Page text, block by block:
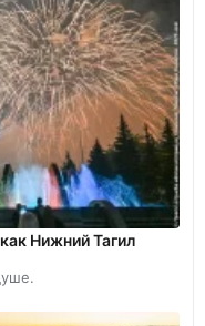
Нижний Тагил